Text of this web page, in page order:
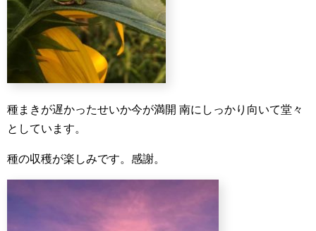
種まきが遅かったせいか今が満開 南にしっかり向いて堂々
としています。
種の収穫が楽しみです。感謝。